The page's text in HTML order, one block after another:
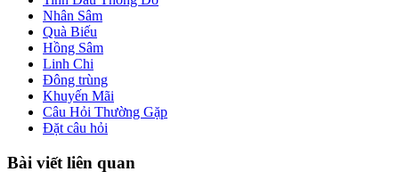
Nhân Sâm
Quà Biếu
Hồng Sâm
Linh Chi
Đông trùng
Khuyến Mãi
Câu Hỏi Thường Gặp
Đặt câu hỏi
Bài viết liên quan